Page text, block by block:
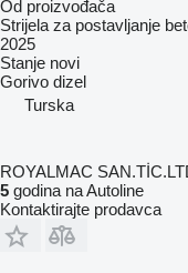
Od proizvođača
Strijela za postavljanje
2025
Stanje novi
Gorivo dizel
Turska
ROYALMAC
5 godina na Autoline
Kontaktirajte prodavca